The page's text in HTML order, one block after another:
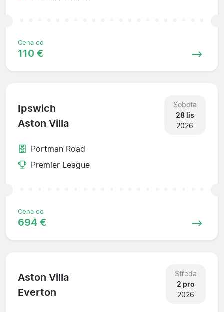
Cena od
110 €
Ipswich
Aston Villa
Sobota
28 lis
2026
Portman Road
Premier League
Cena od
694 €
Aston Villa
Everton
Středa
2 pro
2026